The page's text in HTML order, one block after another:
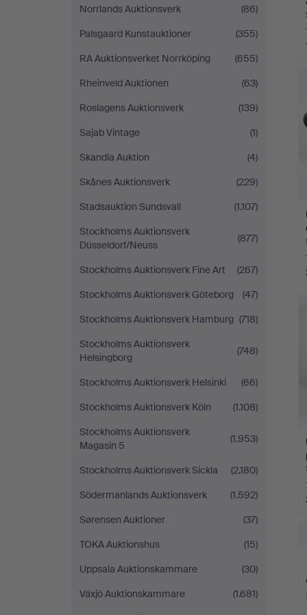
Norrlands Auktionsverk
(86)
Palsgaard Kunstauktioner
(355)
RA Auktionsverket Norrköping
(655)
Rheinveld Auktionen
(63)
Roslagens Auktionsverk
(139)
Sajab Vintage
(1)
Skandia Auktion
(4)
Skånes Auktionsverk
(229)
Stadsauktion Sundsvall
(1.107)
Stockholms Auktionsverk
Düsseldorf/Neuss
(877)
Stockholms Auktionsverk Fine Art
(267)
Stockholms Auktionsverk Göteborg
(47)
Stockholms Auktionsverk Hamburg (718)
Stockholms Auktionsverk
Helsingborg
(748)
Stockholms Auktionsverk Helsinki
(66)
Stockholms Auktionsverk Köln
(1.108)
Stockholms Auktionsverk
Magasin 5
(1.953)
Stockholms Auktionsverk Sickla
(2.180)
Södermanlands Auktionsverk
(1.592)
Sørensen Auktioner
(37)
TOKA Auktionshus
(15)
Uppsala Auktionskammare
(30)
Växjö Auktionskammare
(1.681)